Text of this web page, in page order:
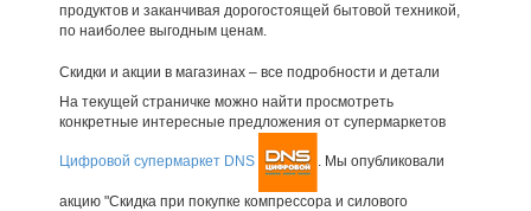
продуктов и заканчивая дорогостоящей бытовой техникой,
по наиболее выгодным ценам.
Скидки и акции в магазинах – все подробности и детали
На текущей страничке можно найти просмотреть
конкретные интересные предложения от супермаркетов
Цифровой супермаркет DNS . Мы опубликовали
акцию "Скидка при покупке компрессора и силового